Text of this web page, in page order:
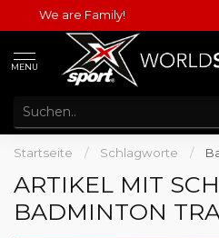
We are Family!
MENU
Startseite / Schlagworte /
ARTIKEL MIT
BADMINTON